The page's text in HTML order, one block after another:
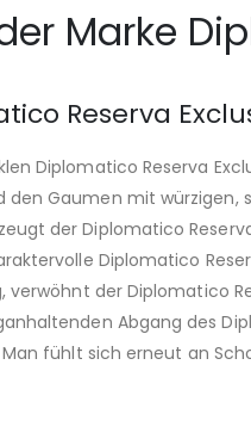
Marke
Reserva
Diplomatico Reserva
den Gaumen mit
der Diplomatico
Diplomatico
verwöhnt der Diplomatico
Abgang des
Man fühlt sich erneut an